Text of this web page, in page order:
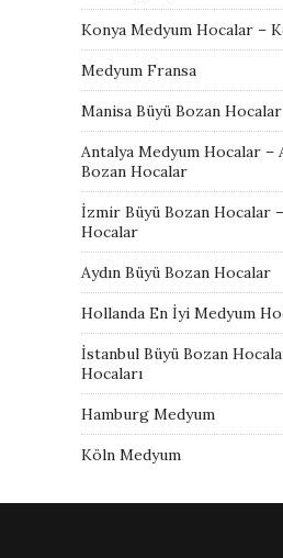
Konya Medyum Hocalar –
Medyum Fransa
Manisa Büyü Bozan Hocalar
Antalya Medyum Hocalar –
Bozan Hocalar
İzmir Büyü Bozan Hocalar
Hocalar
Aydın Büyü Bozan Hocalar
Hollanda En İyi Medyum
İstanbul Büyü Bozan
Hocaları
Hamburg Medyum
Köln Medyum